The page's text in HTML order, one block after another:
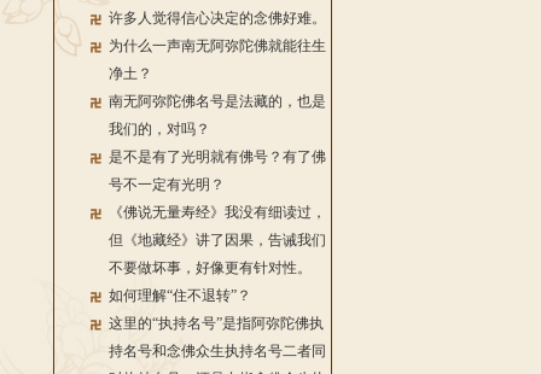
许多人觉得信心决定的念佛好难。
为什么一声南无阿弥陀佛就能往生
净土？
南无阿弥陀佛名号是法藏的，也是
我们的，对吗？
是不是有了光明就有佛号？有了佛
号不一定有光明？
《佛说无量寿经》我没有细读过，
但《地藏经》讲了因果，告诫我们
不要做坏事，好像更有针对性。
如何理解“住不退转”？
这里的“执持名号”是指阿弥陀佛执
持名号和念佛众生执持名号二者同